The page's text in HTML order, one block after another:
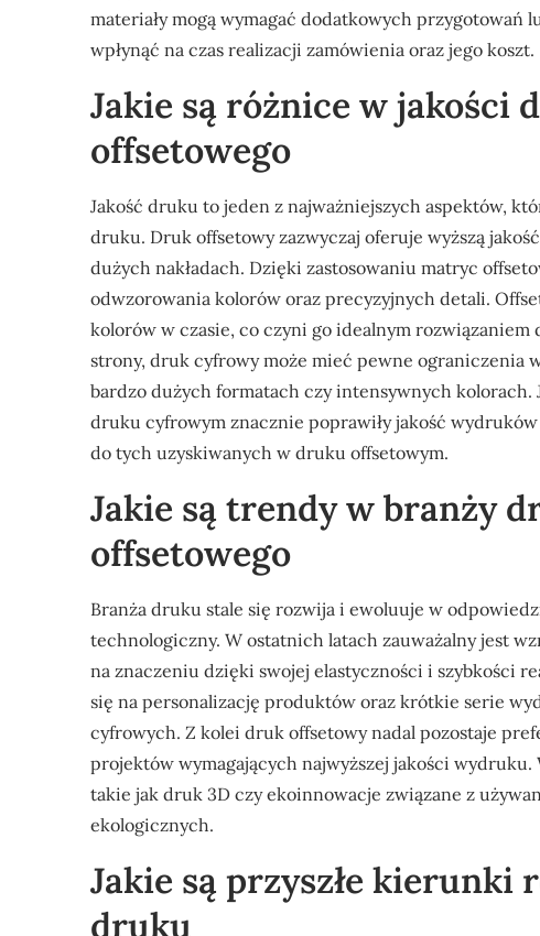
materiały mogą wymagać dodatkowych przygotowań
wpłynąć na czas realizacji zamówienia oraz jego koszt.
Jakie są różnice w jakości
offsetowego
Jakość druku to jeden z najważniejszych aspektów,
druku. Druk offsetowy zazwyczaj oferuje wyższą
dużych nakładach. Dzięki zastosowaniu matryc
odwzorowania kolorów oraz precyzyjnych detali.
kolorów w czasie, co czyni go idealnym
strony, druk cyfrowy może mieć pewne ograniczenia
bardzo dużych formatach czy intensywnych
druku cyfrowym znacznie poprawiły jakość
do tych uzyskiwanych w druku offsetowym.
Jakie są trendy w branży
offsetowego
Branża druku stale się rozwija i ewoluuje w
technologiczny. W ostatnich latach zauważalny jest
na znaczeniu dzięki swojej elastyczności i szybkości
się na personalizację produktów oraz krótkie serie
cyfrowych. Z kolei druk offsetowy nadal pozostaje
projektów wymagających najwyższej jakości
takie jak druk 3D czy ekoinnowacje związane z
ekologicznych.
Jakie są przyszłe
druku